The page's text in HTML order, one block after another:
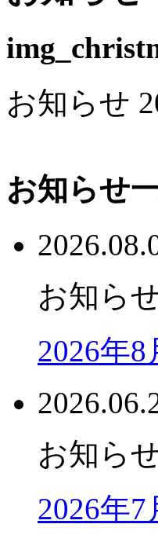
お知らせ
お知らせ
お知ら
2026年
お知ら
2026年